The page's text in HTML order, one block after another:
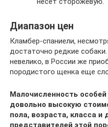
Диапазон цен
Кламбер-спаниели,
достаточно редкие
невелико, в России же
породистого щенка еще
Малочисленность
довольно высокую
пола, возраста, класса и
представителей этой